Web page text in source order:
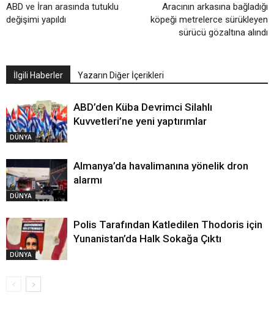
ABD ve İran arasında tutuklu
değişimi yapıldı
Aracının arkasına bağladığı
köpeği metrelerce sürükleyen
sürücü gözaltına alındı
İlgili Haberler Yazarın Diğer İçerikleri
DÜNYA
ABD’den Küba Devrimci Silahlı
Kuvvetleri’ne yeni yaptırımlar
DÜNYA
Almanya’da havalimanına yönelik dron
alarmı
DÜNYA
Polis Tarafından Katledilen Thodoris için
Yunanistan’da Halk Sokağa Çıktı